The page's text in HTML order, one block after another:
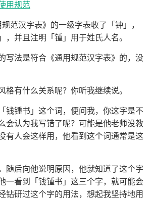
用规范
范汉字表》的一级字表收了「钟」，
，并且注明「锺」用于姓氏人名。
写法是符合《通用规范汉字表》的，没
格有什么关系呢？你听我继续说。
钱锺书」这个词，便问我，你这字是不
会认为我写错了呢？可能是他老师没教
有人会这样用，他看到这个词通常是这
随后向他说明原因，他就知道了这个字
一看到「钱锺书」这三个字，就可能会
钻研过这个字的用法，想起我坚持地用